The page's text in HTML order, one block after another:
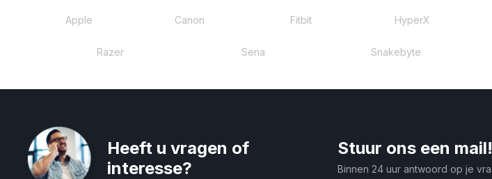
Apple Canon Fitbit HyperX
Razer Sena Snakebyte
Heeft u vragen of
interesse?
Stuur ons een mail!
Binnen 24 uur antwoord op je